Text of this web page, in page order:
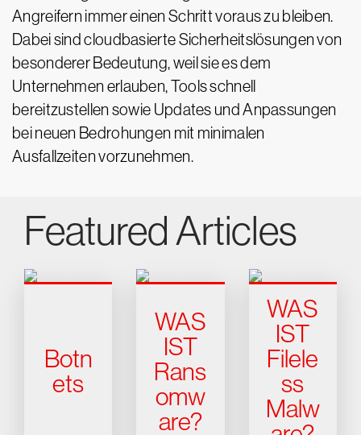
Angreifern immer einen Schritt voraus zu bleiben.
Dabei sind cloudbasierte Sicherheitslösungen von
besonderer Bedeutung, weil sie es dem
Unternehmen erlauben, Tools schnell
bereitzustellen sowie Updates und Anpassungen
bei neuen Bedrohungen mit minimalen
Ausfallzeiten vorzunehmen.
Featured Articles
Botn
ets
WAS
IST
Rans
omw
are?
WAS
IST
Filele
ss
Malw